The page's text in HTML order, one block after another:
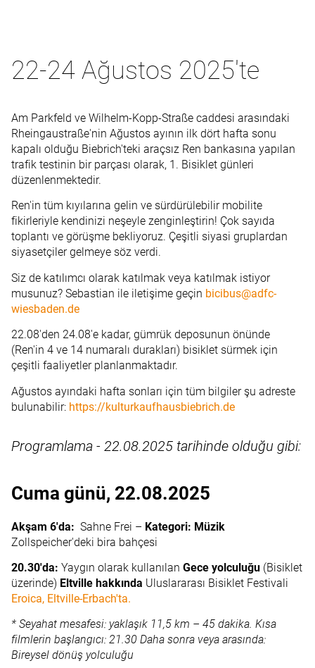
22-24 Ağustos 2025'te
Am Parkfeld ve Wilhelm-Kopp-Straße caddesi arasındaki
Rheingaustraße'nin Ağustos ayının ilk dört hafta sonu
kapalı olduğu Biebrich'teki araçsız Ren bankasına yapılan
trafik testinin bir parçası olarak, 1. Bisiklet günleri
düzenlenmektedir.
Ren'in tüm kıyılarına gelin ve sürdürülebilir mobilite
fikirleriyle kendinizi neşeyle zenginleştirin! Çok sayıda
toplantı ve görüşme bekliyoruz. Çeşitli siyasi gruplardan
siyasetçiler gelmeye söz verdi.
Siz de katılımcı olarak katılmak veya katılmak istiyor
musunuz? Sebastian ile iletişime geçin bicibus@adfc-
wiesbaden.de
22.08'den 24.08'e kadar, gümrük deposunun önünde
(Ren'in 4 ve 14 numaralı durakları) bisiklet sürmek için
çeşitli faaliyetler planlanmaktadır.
Ağustos ayındaki hafta sonları için tüm bilgiler şu adreste
bulunabilir: https://kulturkaufhausbiebrich.de
Programlama - 22.08.2025 tarihinde olduğu gibi:
Cuma günü, 22.08.2025
Akşam 6'da:  Sahne Frei – Kategori: Müzik
Zollspeicher'deki bira bahçesi
20.30'da: Yaygın olarak kullanılan Gece yolculuğu (Bisiklet
üzerinde) Eltville hakkında Uluslararası Bisiklet Festivali
Eroica, Eltville-Erbach'ta.
* Seyahat mesafesi: yaklaşık 11,5 km – 45 dakika. Kısa
filmlerin başlangıcı: 21.30 Daha sonra veya arasında:
Bireysel dönüş yolculuğu